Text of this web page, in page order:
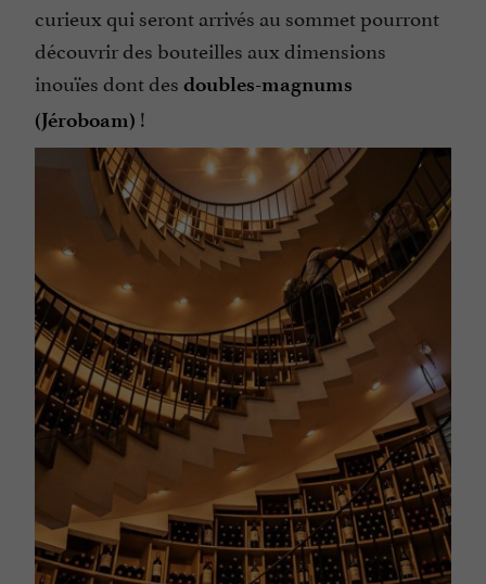
curieux qui seront arrivés au sommet pourront
découvrir des bouteilles aux dimensions
inouïes dont des doubles-magnums
(Jéroboam) !